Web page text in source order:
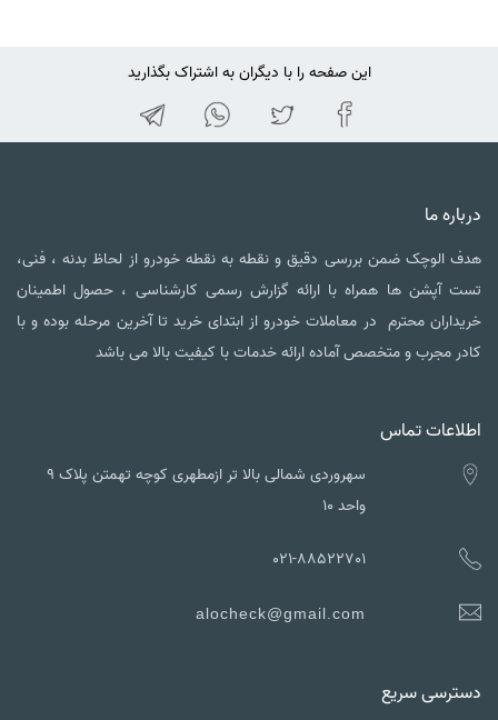
این صفحه را با دیگران به اشتراک بگذارید
درباره ما
هدف الوچک ضمن بررسی دقیق و نقطه به نقطه خودرو از لحاظ بدنه ، فنی،
تست آپشن ها همراه با ارائه گزارش رسمی کارشناسی ، حصول اطمینان
خریداران محترم در معاملات خودرو از ابتدای خرید تا آخرین مرحله بوده و با
کادر مجرب و متخصص آماده ارائه خدمات با کیفیت بالا می باشد
اطلاعات تماس
سهروردی شمالی بالا تر ازمطهری کوچه تهمتن پلاک ۹
واحد ۱۰
021-88522701
alocheck@gmail.com
دسترسی سریع